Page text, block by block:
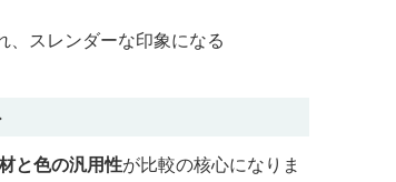
、スレンダーな印象になる
と色の汎用性が比較の核心になりま